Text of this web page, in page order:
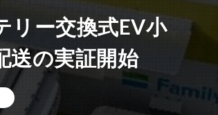
リー交換式EV小
送の実証開始